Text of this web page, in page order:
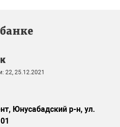
22, 25.12.2021
Юнусабадский р-н, ул.